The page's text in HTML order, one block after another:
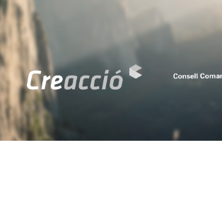
Sant Quirze de Besora
Sant Sadurní d'Osormort
6
Sant Vicenç de Torelló
Santa Cecília de Voltregà
37
Santa Eugènia de Berga
Santa Eulàlia de Riuprimer
Santa Maria de Besora